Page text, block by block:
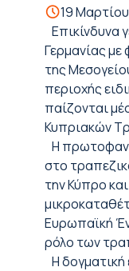
19
Επικίνδυνα
Γερμανίας
της
περιοχής
παίζονται
Κυπριακών
Η
στο
την Κύπρο
Ευρωπαϊκή
ρόλο των
Η